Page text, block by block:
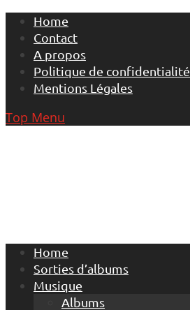
Skip
content
Home
Contact
A propos
Politique de confidentialité
Mentions Légales
Top Menu
Home
Sorties d’albums
Musique
Albums